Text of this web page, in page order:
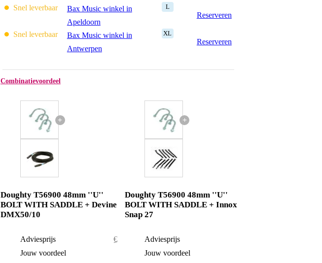
Snel leverbaar
Bax Music winkel in
Apeldoorn
L
Reserveren
Snel leverbaar
Bax Music winkel in
Antwerpen
XL
Reserveren
Combinatievoordeel
+
Doughty T56900 48mm ''U''
BOLT WITH SADDLE + Devine
DMX50/10
Adviesprijs
€ 33,20
Jouw voordeel
+
Doughty T56900 48mm ''U''
BOLT WITH SADDLE + Innox
Snap 27
Adviesprijs
Jouw voordeel